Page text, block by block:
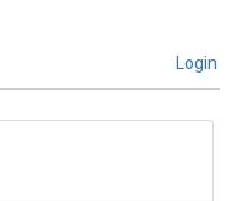
Login